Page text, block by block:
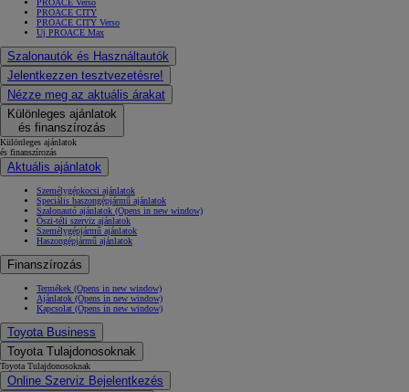
PROACE Verso
PROACE CITY
PROACE CITY Verso
Új PROACE Max
Szalonautók és Használtautók
Jelentkezzen tesztvezetésre!
Nézze meg az aktuális árakat
Különleges ajánlatok
és finanszírozás
Különleges ajánlatok
és finanszírozás
Aktuális ajánlatok
Személygépkocsi ajánlatok
Speciális haszongépjármű ajánlatok
Szalonautó ajánlatok (Opens in new window)
Őszi-téli szerviz ajánlatok
Személygépjármű ajánlatok
Haszongépjármű ajánlatok
Finanszírozás
Termékek (Opens in new window)
Ajánlatok (Opens in new window)
Kapcsolat (Opens in new window)
Toyota Business
Toyota Tulajdonosoknak
Toyota Tulajdonosoknak
Online Szerviz Bejelentkezés